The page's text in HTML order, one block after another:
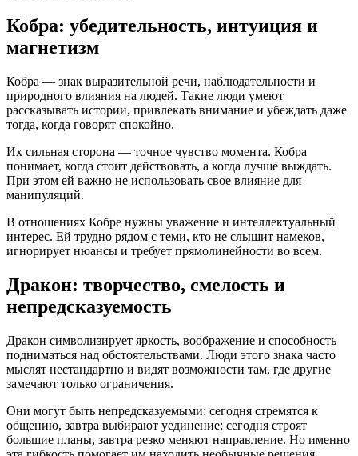
Кобра: убедительность, интуиция и
магнетизм
Кобра — знак выразительной речи, наблюдательности и
природного влияния на людей. Такие люди умеют
рассказывать истории, привлекать внимание и убеждать даже
тогда, когда говорят спокойно.
Их сильная сторона — точное чувство момента. Кобра
понимает, когда стоит действовать, а когда лучше выждать.
При этом ей важно не использовать свое влияние для
манипуляций.
В отношениях Кобре нужны уважение и интеллектуальный
интерес. Ей трудно рядом с теми, кто не слышит намеков,
игнорирует нюансы и требует прямолинейности во всем.
Дракон: творчество, смелость и
непредсказуемость
Дракон символизирует яркость, воображение и способность
подниматься над обстоятельствами. Люди этого знака часто
мыслят нестандартно и видят возможности там, где другие
замечают только ограничения.
Они могут быть непредсказуемыми: сегодня стремятся к
общению, завтра выбирают уединение; сегодня строят
большие планы, завтра резко меняют направление. Но именно